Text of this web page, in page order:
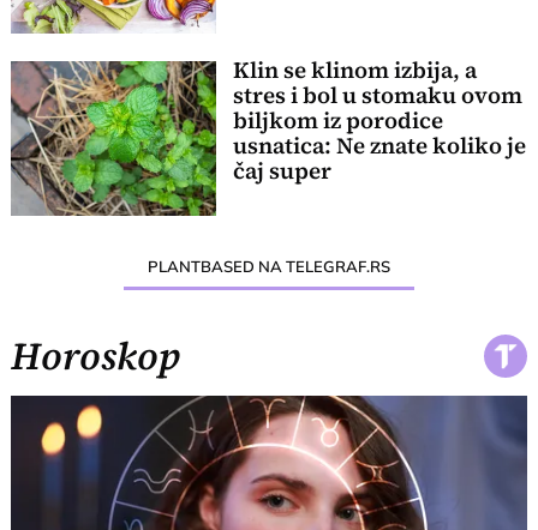
Klin se klinom izbija, a
stres i bol u stomaku ovom
biljkom iz porodice
usnatica: Ne znate koliko je
čaj super
PLANTBASED NA TELEGRAF.RS
Horoskop